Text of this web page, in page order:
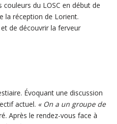
du LOSC en début de
la réception de Lorient.
de découvrir la ferveur
Évoquant une discussion
actuel. « On a un groupe de
Après le rendez-vous face à